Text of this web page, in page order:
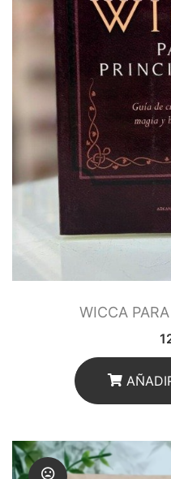
Para El Exito
Para El Trabajo
Para Equilibrio
Aceites para ritual
Aguas para Ritual
Baños y Despojos
Hierbas y Plantas para
Ritual
Jabón Esotérico
Cartas de Tarot
Minerales Mágicos
WICCA